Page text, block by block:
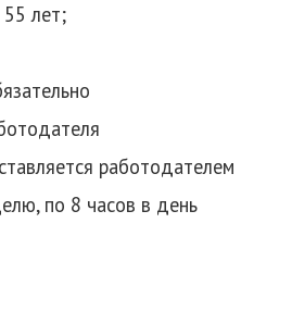
лет;
работодателем
по 8 часов в день